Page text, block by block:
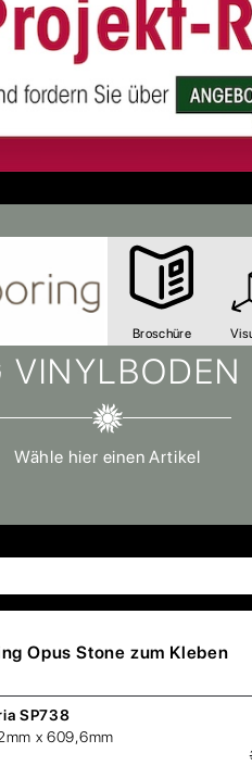
Broschüre
Wähle hier einen Artikel
Opus Stone zum Kleben
SP738
x 609,6mm